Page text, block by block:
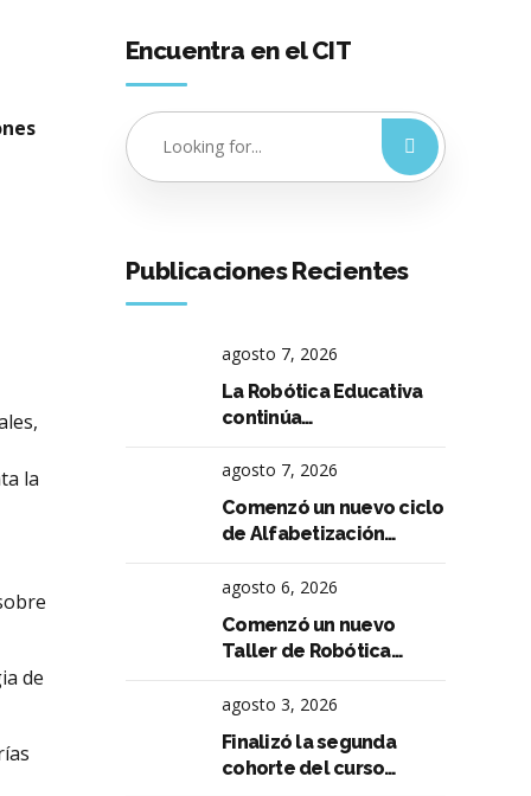
la
de
Encuentra en el CIT
Publicaciones Recientes
agosto 7, 2026
La Robótica Educativa
continúa
escuelas de La Falda
agosto 7, 2026
Comenzó un nuevo ciclo
de Alfabetización
René Favaloro
agosto 6, 2026
Comenzó un nuevo
Taller de Robótica
Aeronáutica Argentina
agosto 3, 2026
Finalizó la segunda
cohorte del curso